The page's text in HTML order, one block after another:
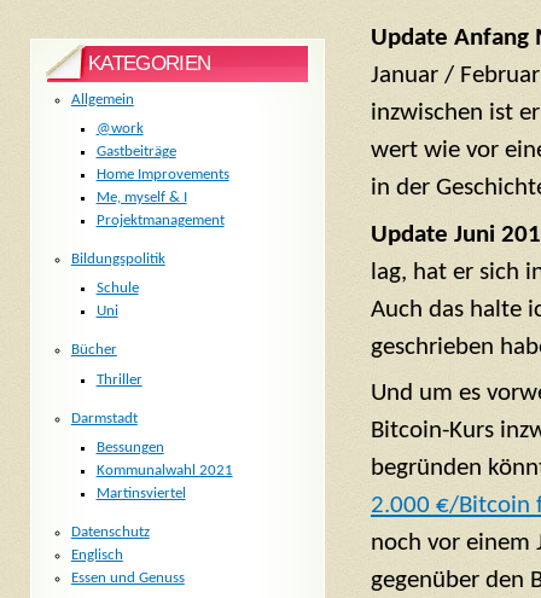
Update Anfang
Januar /
inzwischen ist
wert wie vor
in der
Update Juni
lag, hat er sich
Auch das halte
geschrieben
Und um es
Bitcoin-Kurs
begründen
2.000 €/Bitcoin
noch vor einem
gegenüber den
KATEGORIEN
Allgemein
@work
Gastbeiträge
Home Improvements
Me, myself & I
Projektmanagement
Bildungspolitik
Schule
Uni
Bücher
Thriller
Darmstadt
Bessungen
Kommunalwahl 2021
Martinsviertel
Datenschutz
Englisch
Essen und Genuss